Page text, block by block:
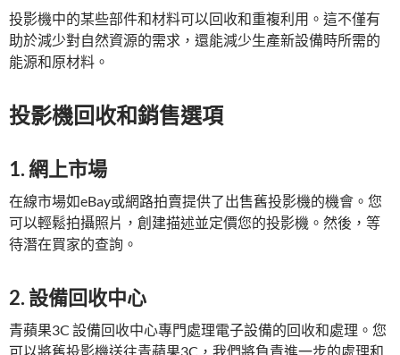
投影機中的某些部件和材料可以回收和重複利用。這不僅有
助於減少對自然資源的需求，還能減少生產新設備時所需的
能源和原材料。
投影機回收和銷售選項
1. 網上市場
在線市場如eBay或網路拍賣提供了出售舊投影機的機會。您
可以輕鬆拍攝照片，創建描述並定價您的投影機。然後，等
待潛在買家的查詢。
2. 設備回收中心
青蘋果3C 設備回收中心專門處理電子設備的回收和處理。您
可以將舊投影機送往青蘋果3C，我們將負責進一步的處理和